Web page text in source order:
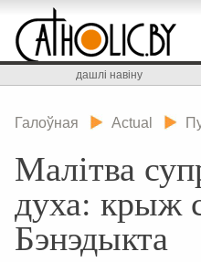
дашлі навіну
Галоўная Actual
Малітва
духа: крыж
Бэнэдыкта